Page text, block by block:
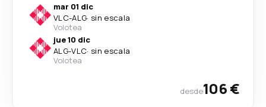
mar 01 dic
VLC-ALG· sin escala
Volotea
jue 10 dic
ALG-VLC· sin escala
Volotea
desde106 €